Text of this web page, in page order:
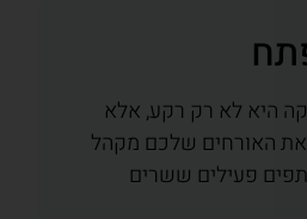
היא לא רק רקע, אלא
האורחים שלכם מקהל
פעילים ששרים